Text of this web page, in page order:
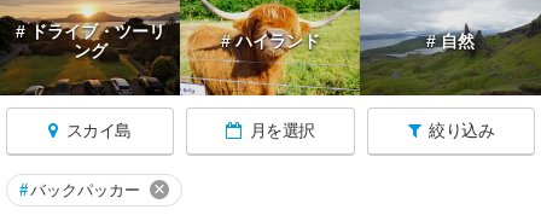
# ドライブ・ツーリ
ング
# ハイランド # 自然
スカイ島 月を選択 絞り込み
戻
る
★
エ
#バックパッカー ×